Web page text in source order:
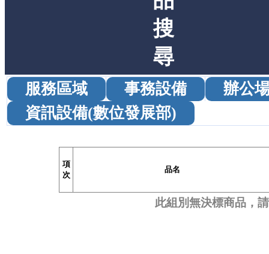
搜
尋
服務區域 事務設備
辦公
資訊設備(數位發展部)
項
次
品名
此組別無決標商品，